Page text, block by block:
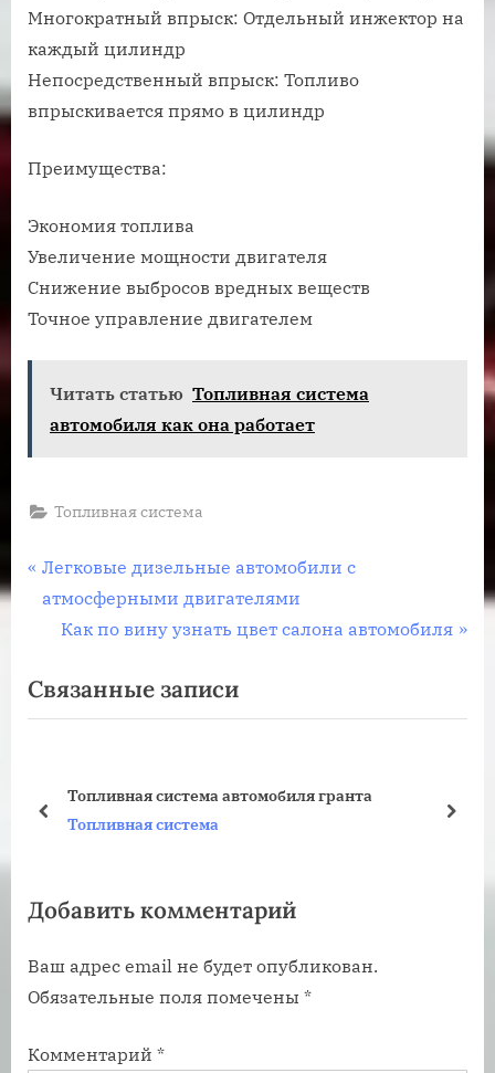
Многократный впрыск: Отдельный инжектор на
каждый цилиндр
Непосредственный впрыск: Топливо
впрыскивается прямо в цилиндр
Преимущества:
Экономия топлива
Увеличение мощности двигателя
Снижение выбросов вредных веществ
Точное управление двигателем
Читать статью Топливная система
автомобиля как она работает
Топливная система
Навигация
по
П
р
ы
д
а
а
и
с
:
Легковые дизельные автомобили с
атмосферными двигателями
С
е
д
з
п
и
ь
Как по вину узнать цвет салона автомобиля
Связанные записи
Топливная система автомобиля гранта
Топливная система
пред
Добавить комментарий
Ваш адрес email не будет опубликован.
Обязательные поля помечены *
Комментарий *